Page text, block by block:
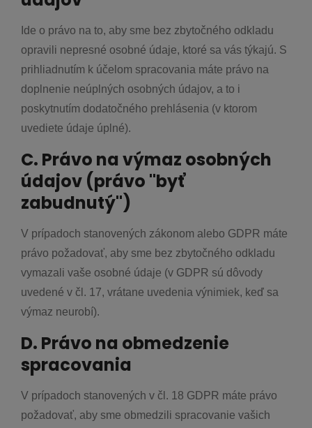
Ide o právo na to, aby sme bez zbytočného odkladu
opravili nepresné osobné údaje, ktoré sa vás týkajú. S
prihliadnutím k účelom spracovania máte právo na
doplnenie neúplných osobných údajov, a to i
poskytnutím dodatočného prehlásenia (v ktorom
uvediete údaje úplné).
C. Právo na výmaz osobných
údajov (právo "byť
zabudnutý")
V prípadoch stanovených zákonom alebo GDPR máte
právo požadovať, aby sme bez zbytočného odkladu
vymazali vaše osobné údaje (v GDPR sú dôvody
uvedené v čl. 17, vrátane uvedenia výnimiek, keď sa
výmaz neurobí).
D. Právo na obmedzenie
spracovania
V prípadoch stanovených v čl. 18 GDPR máte právo
požadovať, aby sme obmedzili spracovanie vašich